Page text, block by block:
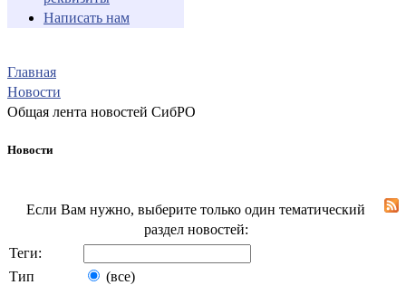
Написать нам
Главная
Новости
Общая лента новостей СибРО
Новости
Если Вам нужно, выберите только один тематический
раздел новостей:
Теги:
Тип
(все)